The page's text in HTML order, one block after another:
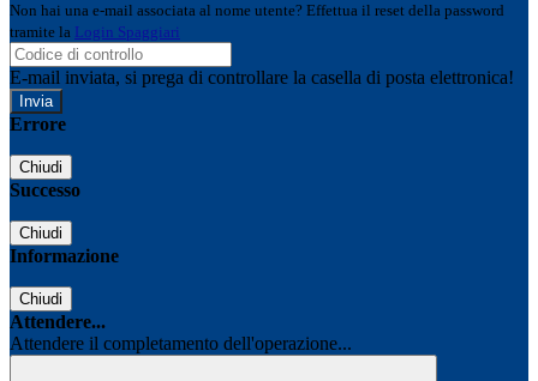
Non hai una e-mail associata al nome utente? Effettua il reset della password
tramite la Login Spaggiari
E-mail inviata, si prega di controllare la casella di posta elettronica!
Errore
Chiudi
Successo
Chiudi
Informazione
Chiudi
Attendere...
Attendere il completamento dell'operazione...